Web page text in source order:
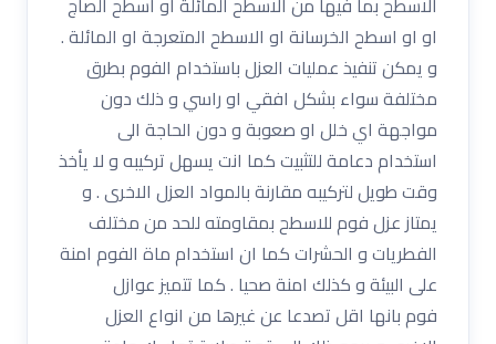
او او اسطح الخرسانة او الاسطح المتعرجة او المائلة .
و يمكن تنفيذ عمليات العزل باستخدام الفوم بطرق
مختلفة سواء بشكل افقي او راسي و ذلك دون
مواجهة اي خلل او صعوبة و دون الحاجة الى
استخدام دعامة للتثبيت كما انت يسهل تركيبه و لا يأخذ
وقت طويل لتركيبه مقارنة بالمواد العزل الاخرى . و
يمتاز عزل فوم للاسطح بمقاومته للحد من مختلف
الفطريات و الحشرات كما ان استخدام ماة الفوم امنة
على البيئة و كذلك امنة صحيا . كما تتميز عوازل
فوم بانها اقل تصدعا عن غيرها من انواع العزل